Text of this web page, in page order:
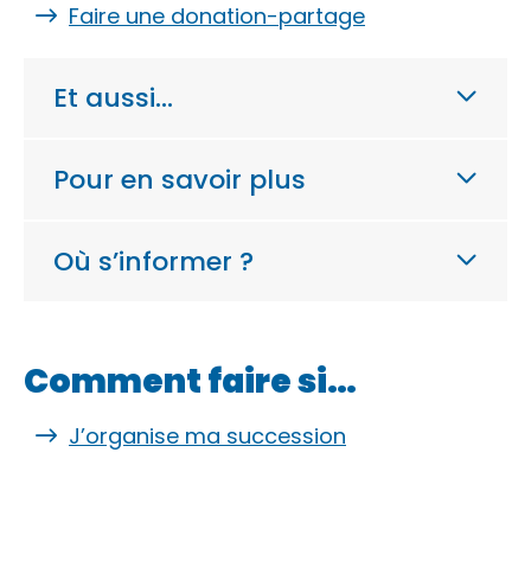
Faire une donation-partage
Et aussi…
Pour en savoir plus
Où s’informer ?
Comment faire si…
J’organise ma succession